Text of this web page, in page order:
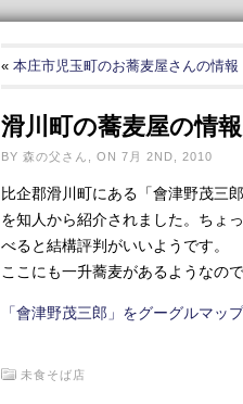
« 本庄市児玉町のお蕎麦屋さんの情報
滑川町の蕎麦屋の情報
BY 森の父さん, ON 7月 2ND, 2010
比企郡滑川町にある「會津野茂三
を知人から紹介されました。ちょ
べると結構評判がいいようです。
ここにも一升蕎麦があるようなの
「會津野茂三郎」をグーグルマッ
未食そば店